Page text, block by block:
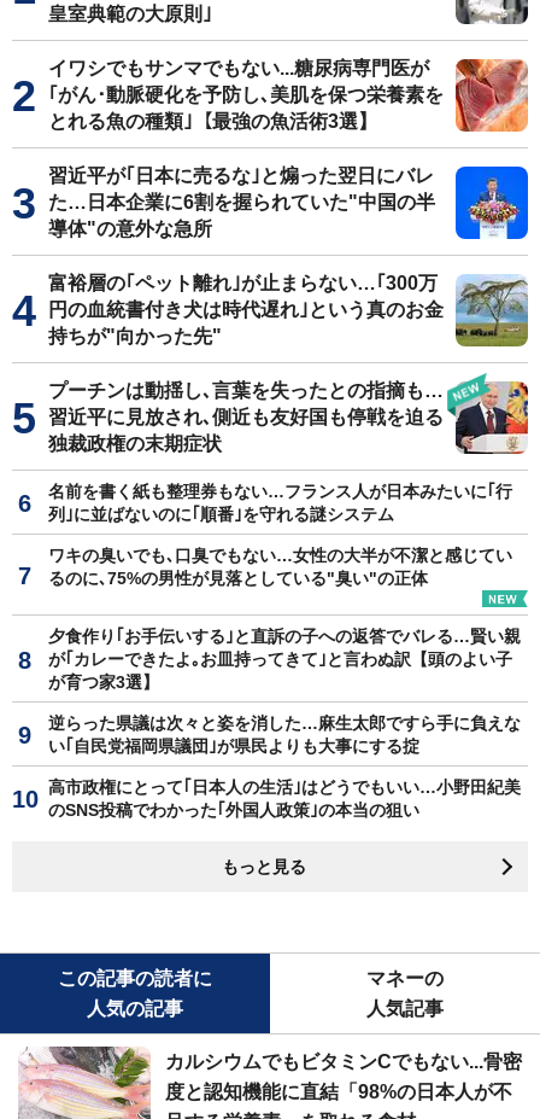
皇室典範の大原則｣
イワシでもサンマでもない...糖尿病専門医が
｢がん･動脈硬化を予防し､美肌を保つ栄養素を
とれる魚の種類｣【最強の魚活術3選】
習近平が｢日本に売るな｣と煽った翌日にバレ
た…日本企業に6割を握られていた"中国の半
導体"の意外な急所
富裕層の｢ペット離れ｣が止まらない…｢300万
円の血統書付き犬は時代遅れ｣という真のお金
持ちが"向かった先"
プーチンは動揺し､言葉を失ったとの指摘も…
習近平に見放され､側近も友好国も停戦を迫る
独裁政権の末期症状
名前を書く紙も整理券もない…フランス人が日本みたいに｢行
列｣に並ばないのに｢順番｣を守れる謎システム
ワキの臭いでも､口臭でもない…女性の大半が不潔と感じてい
るのに､75%の男性が見落としている"臭い"の正体
夕食作り｢お手伝いする｣と直訴の子への返答でバレる…賢い親
が｢カレーできたよ｡お皿持ってきて｣と言わぬ訳【頭のよい子
が育つ家3選】
逆らった県議は次々と姿を消した…麻生太郎ですら手に負えな
い｢自民党福岡県議団｣が県民よりも大事にする掟
高市政権にとって｢日本人の生活｣はどうでもいい…小野田紀美
のSNS投稿でわかった｢外国人政策｣の本当の狙い
もっと見る
この記事の読者に
人気の記事
マネーの
人気記事
カルシウムでもビタミンCでもない...骨密
度と認知機能に直結「98%の日本人が不